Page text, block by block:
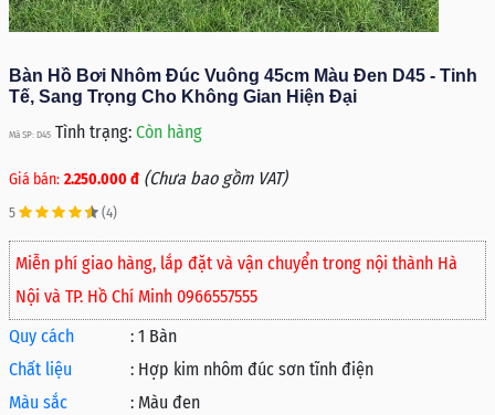
Bàn Hồ Bơi Nhôm Đúc Vuông 45cm Màu Đen D45 - Tinh
Tế, Sang Trọng Cho Không Gian Hiện Đại
Mã SP: D45 Tình trạng: Còn hàng
Giá bán: 2.250.000 đ (Chưa bao gồm VAT)
5 (4)
Miễn phí giao hàng, lắp đặt và vận chuyển trong nội thành Hà
Nội và TP. Hồ Chí Minh 0966557555
Quy cách
: 1 Bàn
Chất liệu
: Hợp kim nhôm đúc sơn tĩnh điện
Màu sắc
: Màu đen